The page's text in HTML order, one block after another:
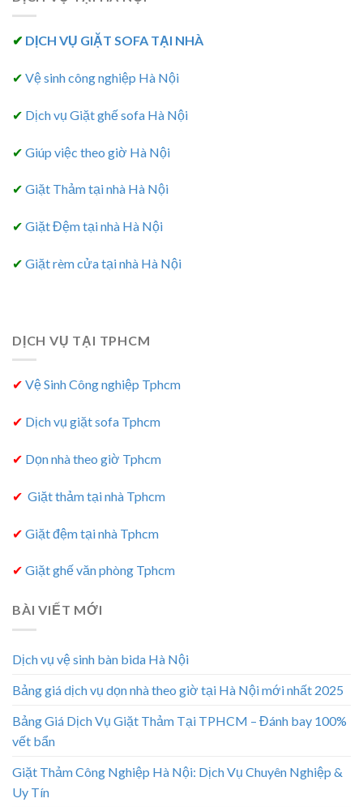
✔ DỊCH VỤ GIẶT SOFA TẠI NHÀ
✔ Vệ sinh công nghiệp Hà Nội
✔ Dịch vụ Giặt ghế sofa Hà Nội
✔ Giúp việc theo giờ Hà Nội
✔ Giặt Thảm tại nhà Hà Nội
✔ Giặt Đệm tại nhà Hà Nội
✔ Giặt rèm cửa tại nhà Hà Nội
DỊCH VỤ TẠI TPHCM
✔ Vệ Sinh Công nghiệp Tphcm
✔ Dịch vụ giặt sofa Tphcm
✔ Dọn nhà theo giờ Tphcm
✔ Giặt thảm tại nhà Tphcm
✔ Giặt đệm tại nhà Tphcm
✔ Giặt ghế văn phòng Tphcm
BÀI VIẾT MỚI
Dịch vụ vệ sinh bàn bida Hà Nội
Bảng giá dịch vụ dọn nhà theo giờ tại Hà Nội mới nhất 2025
Bảng Giá Dịch Vụ Giặt Thảm Tại TPHCM – Đánh bay 100%
vết bẩn
Giặt Thảm Công Nghiệp Hà Nội: Dịch Vụ Chuyên Nghiệp &
Uy Tín